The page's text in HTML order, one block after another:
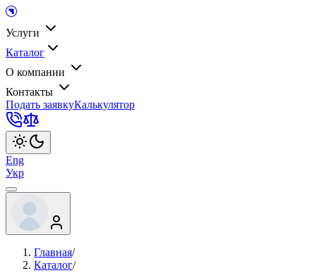
Услуги
Каталог
О компании
Контакты
Подать заявкуКалькулятор
Eng
Укр
Главная/
Каталог/